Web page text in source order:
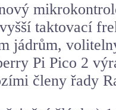
taktovací
jádrům,
Pi Pico 2
členy řady